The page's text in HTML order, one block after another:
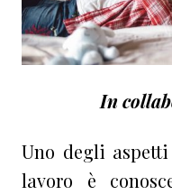
In
Uno degli
lavoro è